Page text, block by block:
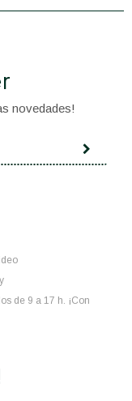
de 9 a 17 h. ¡Con
novedades!